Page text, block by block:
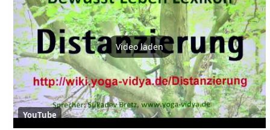
Video laden
YouTube